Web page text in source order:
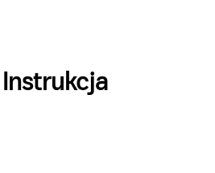
Instrukcja